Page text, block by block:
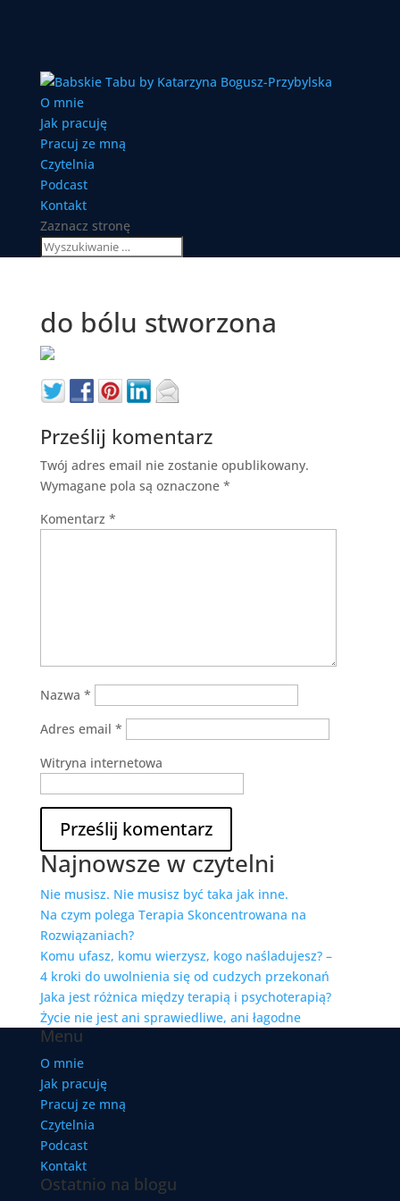
O mnie
Jak pracuję
Pracuj ze mną
Czytelnia
Podcast
Kontakt
Zaznacz stronę
do bólu stworzona
Prześlij komentarz
Twój adres email nie zostanie opublikowany.
Wymagane pola są oznaczone *
Komentarz *
Nazwa *
Adres email *
Witryna internetowa
Najnowsze w czytelni
Nie musisz. Nie musisz być taka jak inne.
Na czym polega Terapia Skoncentrowana na
Rozwiązaniach?
Komu ufasz, komu wierzysz, kogo naśladujesz? –
4 kroki do uwolnienia się od cudzych przekonań
Jaka jest różnica między terapią i psychoterapią?
Życie nie jest ani sprawiedliwe, ani łagodne
Menu
O mnie
Jak pracuję
Pracuj ze mną
Czytelnia
Podcast
Kontakt
Ostatnio na blogu